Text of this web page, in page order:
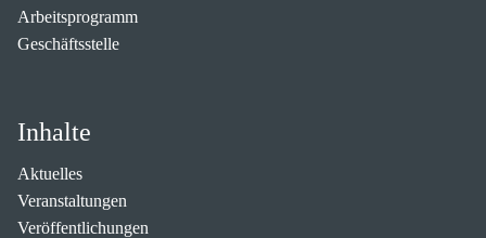
Arbeitsprogramm
Geschäftsstelle
Inhalte
Aktuelles
Veranstaltungen
Veröffentlichungen